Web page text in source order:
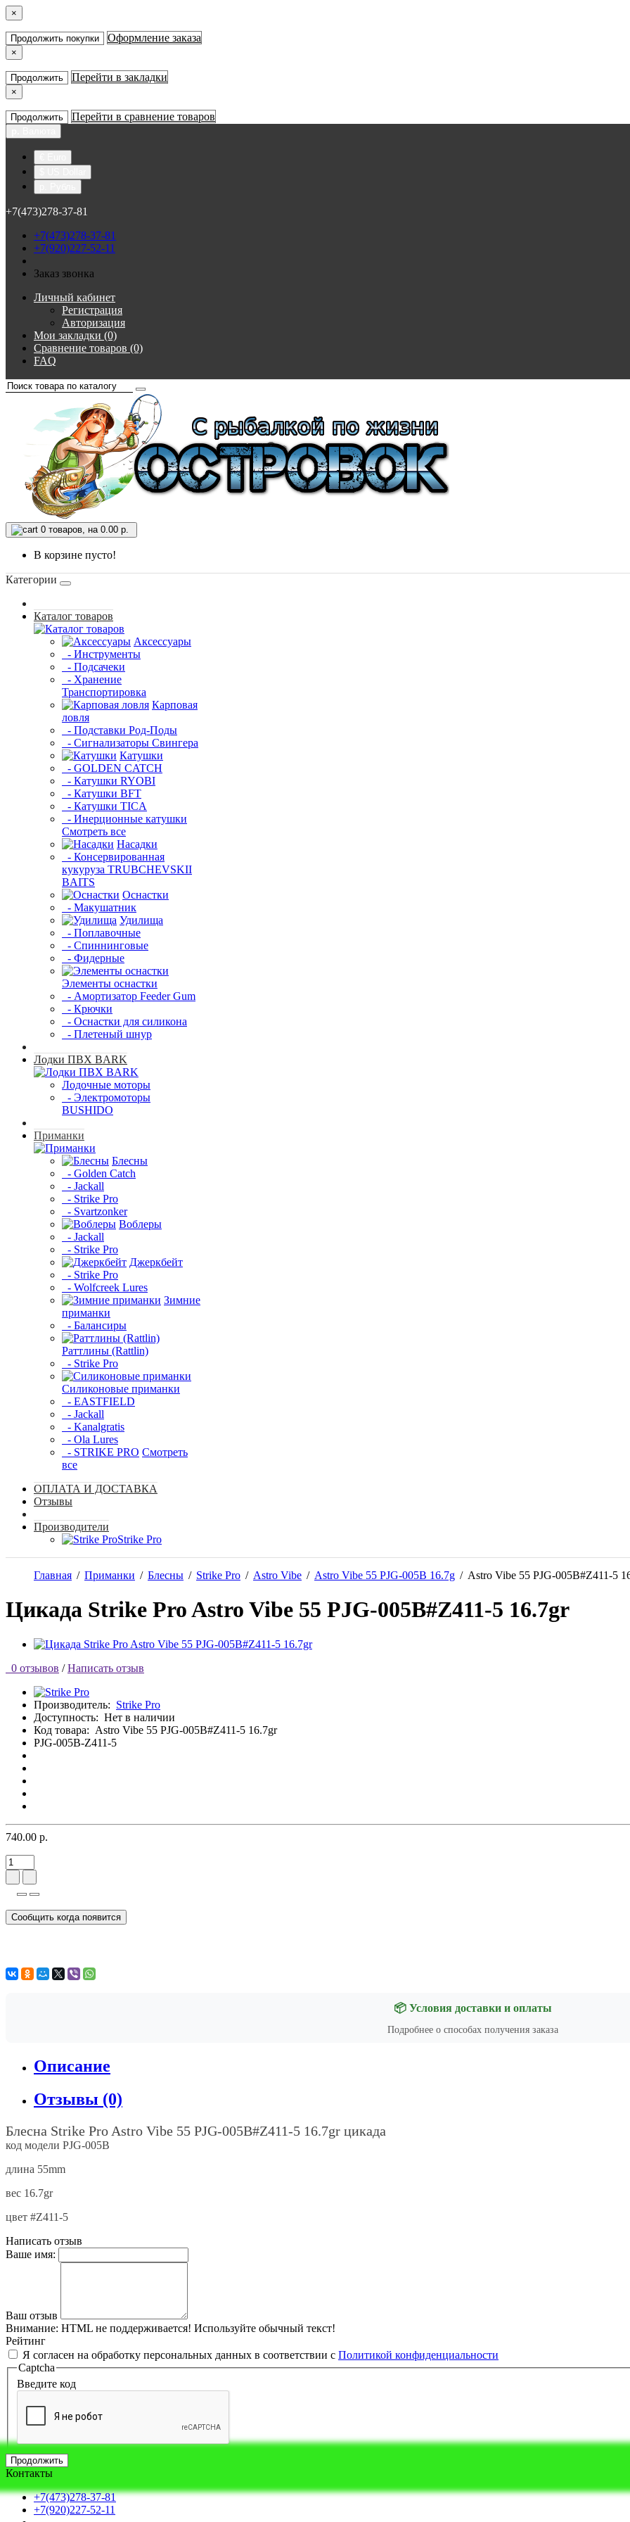
×
Продолжить покупки Оформление заказа
×
Продолжить Перейти в закладки
×
Продолжить Перейти в сравнение товаров
+7(473)278-37-81
+7(473)278-37-81
+7(920)227-52-11
Заказ звонка
Личный кабинет
Регистрация
Авторизация
Мои закладки (0)
Сравнение товаров (0)
FAQ
0 товаров, на 0.00 р.
В корзине пусто!
Категории
Каталог товаров
Аксессуары
- Инструменты
- Подсачеки
- Хранение
Транспортировка
Карповая
ловля
- Подставки Род-Поды
- Сигнализаторы Свингера
Катушки
- GOLDEN CATCH
- Катушки RYOBI
- Катушки BFT
- Катушки TICA
- Инерционные катушки
Смотреть все
Насадки
- Консервированная
кукуруза TRUBCHEVSKII
BAITS
Оснастки
- Макушатник
Удилища
- Поплавочные
- Спиннинговые
- Фидерные
Элементы оснастки
- Амортизатор Feeder Gum
- Крючки
- Оснастки для силикона
- Плетеный шнур
Лодки ПВХ BARK
Лодочные моторы
- Электромоторы
BUSHIDO
Приманки
Блесны
- Golden Catch
- Jackall
- Strike Pro
- Svartzonker
Воблеры
- Jackall
- Strike Pro
Джеркбейт
- Strike Pro
- Wolfcreek Lures
Зимние
приманки
- Балансиры
Раттлины (Rattlin)
- Strike Pro
Силиконовые приманки
- EASTFIELD
- Jackall
- Kanalgratis
- Ola Lures
- STRIKE PRO Смотреть
все
ОПЛАТА И ДОСТАВКА
Отзывы
Производители
Strike Pro
Главная / Приманки / Блесны / Strike Pro / Astro Vibe / Astro Vibe 55 PJG-005B 16.7g / Astro Vibe 55 PJG-005B#Z411-5
Цикада Strike Pro Astro Vibe 55 PJG-005B#Z411-5 16.7gr
0 отзывов / Написать отзыв
Производитель: Strike Pro
Доступность: Нет в наличии
Код товара: Astro Vibe 55 PJG-005B#Z411-5 16.7gr
PJG-005B-Z411-5
740.00 р.
Сообщить когда появится
📦 Условия доставки и оплаты
Подробнее о способах получения заказа
Описание
Отзывы (0)
Блесна Strike Pro Astro Vibe 55 PJG-005B#Z411-5 16.7gr цикада
код модели PJG-005B
длина 55mm
вес 16.7gr
цвет #Z411-5
Написать отзыв
Ваше имя:
Ваш отзыв
Внимание: HTML не поддерживается! Используйте обычный текст!
Рейтинг
Я согласен на обработку персональных данных в соответствии с Политикой конфиденциальности
Captcha
Введите код
Продолжить
Контакты
+7(473)278-37-81
+7(920)227-52-11